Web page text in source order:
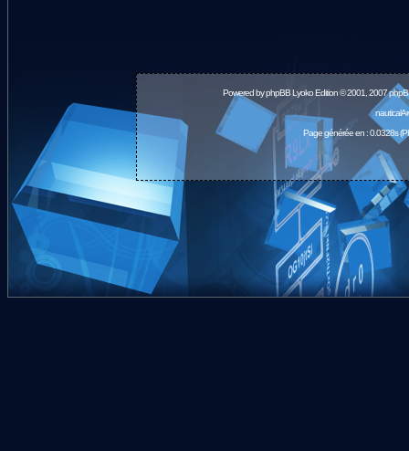
Powered byphpBBLyoko Edition © 2001, 2007
Page générée en : 0.0328s